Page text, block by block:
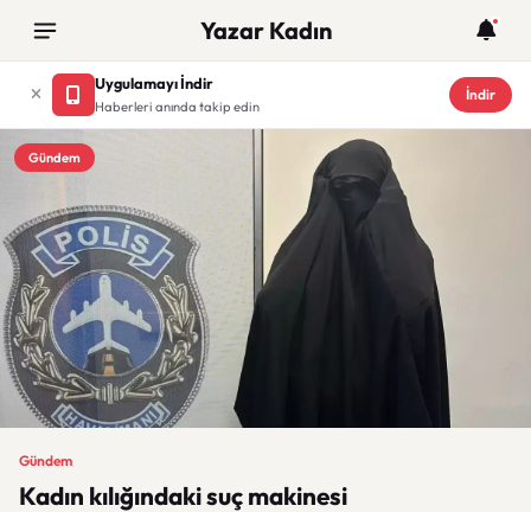
Yazar Kadın
Uygulamayı İndir
Haberleri anında takip edin
İndir
Gündem
Gündem
Kadın kılığındaki suç makinesi